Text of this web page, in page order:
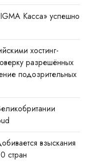
Касса» успешно
хостинг-
разрешённых
подозрительных
взыскания
стран